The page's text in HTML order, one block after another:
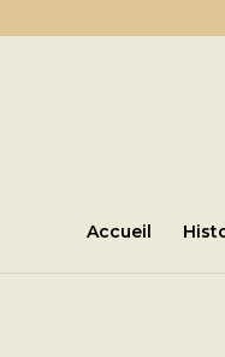
Accueil